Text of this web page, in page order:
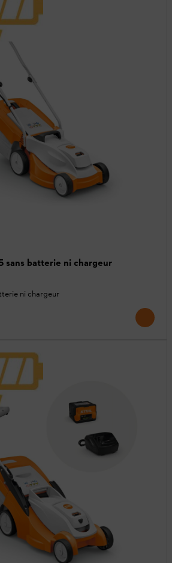
sans batterie ni chargeur
ni chargeur